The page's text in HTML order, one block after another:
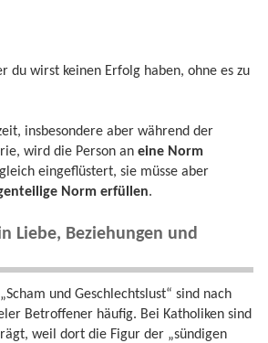
du wirst keinen Erfolg haben, ohne es zu
insbesondere aber während der
wird die Person an eine Norm
eingeflüstert, sie müsse aber
Norm erfüllen.
Liebe, Beziehungen und
und Geschlechtslust“ sind nach
Betroffener häufig. Bei Katholiken sind
weil dort die Figur der „sündigen